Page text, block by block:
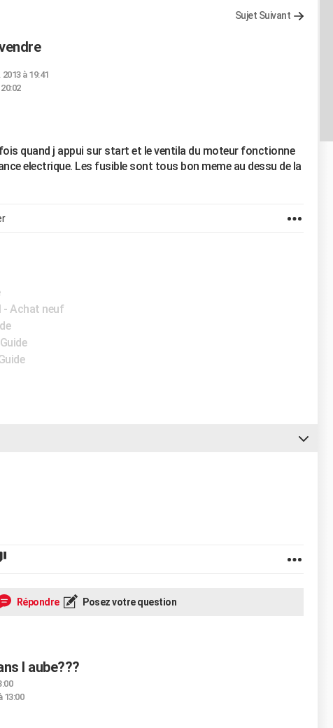
Sujet Suivant
à 19:41
quand j appui sur start et le ventila du moteur fonctionne
electrique. Les fusible sont tous bon meme au dessu de la
- Achat neuf
Répondre Posez votre question
l aube???
13:00